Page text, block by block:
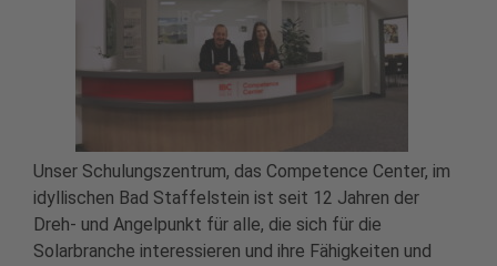
Unser Schulungszentrum, das Competence Center, im
idyllischen Bad Staffelstein ist seit 12 Jahren der
Dreh- und Angelpunkt für alle, die sich für die
Solarbranche interessieren und ihre Fähigkeiten und